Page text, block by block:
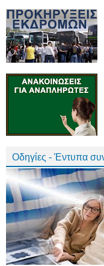
Οδηγίες - Έντυπα